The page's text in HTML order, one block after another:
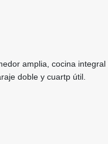
amplia, cocina
doble y cuartp útil.